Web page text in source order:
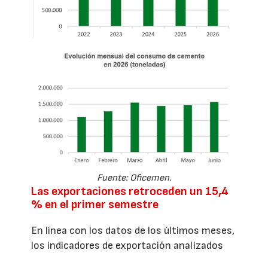
Fuente: Oficemen.
Las exportaciones retroceden un 15,4
% en el primer semestre
En línea con los datos de los últimos meses,
los indicadores de exportación analizados